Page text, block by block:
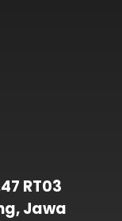
RT03
Jawa